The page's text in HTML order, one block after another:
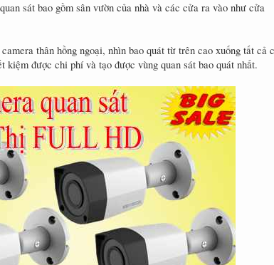
sát bao gồm sân vườn của nhà và các cửa ra vào như cửa
thân hồng ngoại, nhìn bao quát từ trên cao xuống tất cả
kiệm được chi phí và tạo được vùng quan sát bao quát nhất.